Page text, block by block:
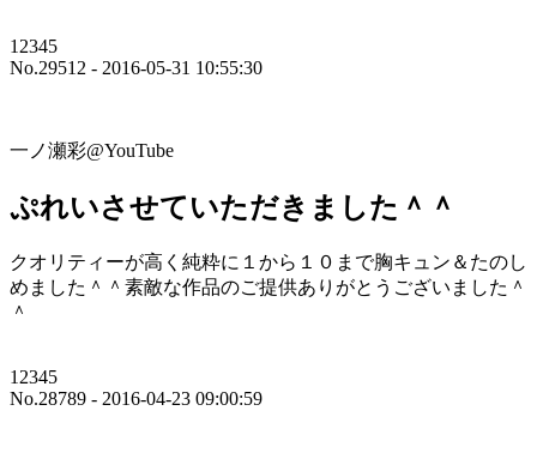
12345
No.29512 - 2016-05-31 10:55:30
一ノ瀬彩@YouTube
ぷれいさせていただきました＾＾
クオリティーが高く純粋に１から１０まで胸キュン＆たのし
めました＾＾素敵な作品のご提供ありがとうございました＾
＾
12345
No.28789 - 2016-04-23 09:00:59